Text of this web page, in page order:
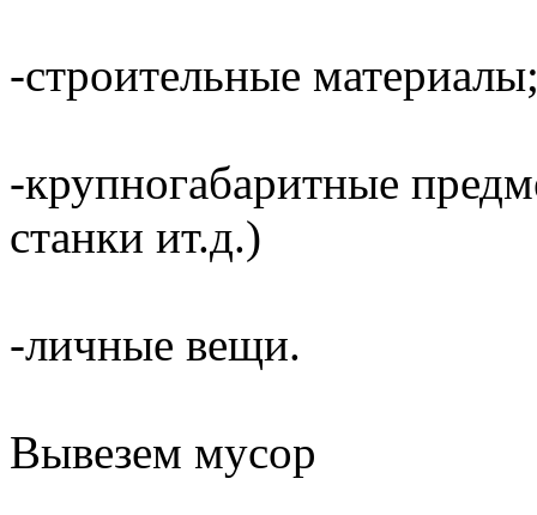
-строительные
-крупногабаритные
станки ит.д.)
-личные вещи.
Вывезем мусор